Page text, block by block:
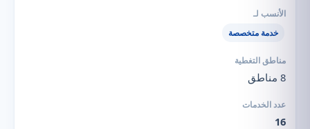
خدمة متخصصة
8 مناطق
16